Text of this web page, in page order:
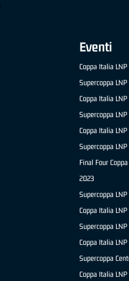
Eventi
Coppa Italia
Supercoppa
Coppa Italia
Supercoppa
Coppa Italia
Supercoppa
Final Four
2023
Supercoppa
Coppa Italia
Supercoppa
Coppa Italia
Supercoppa
Coppa Italia